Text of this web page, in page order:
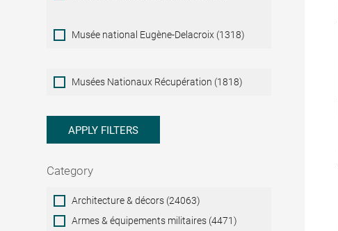
Musée national Eugène-Delacroix (1318)
Musées
Nationaux
Musées Nationaux Récupération (1818)
APPLY FILTERS
Category
Category
Architecture & décors (24063)
Armes & équipements militaires (4471)